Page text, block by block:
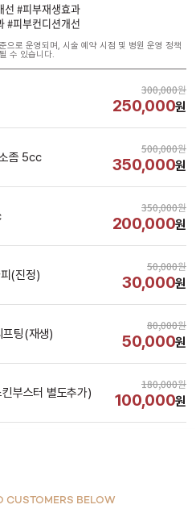
선 #피부재생효과
#피부컨디션개선
으로 운영되며, 시술 예약 시점 및 병원 운영 정책
수 있습니다.
300,000원
250,000원
좀 5cc
500,000원
350,000원
350,000원
200,000원
(진정)
50,000원
30,000원
팅(재생)
80,000원
50,000원
부스터 별도추가)
180,000원
100,000원
CUSTOMERS BELOW